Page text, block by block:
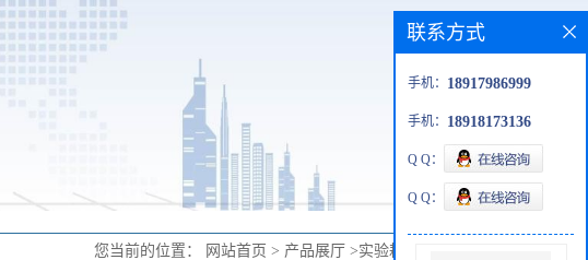
您当前的位置： 网站首页 > 产品展厅 >实验耗材
联系方式
手机： 18917986999
手机： 18918173136
Q Q：
Q Q：